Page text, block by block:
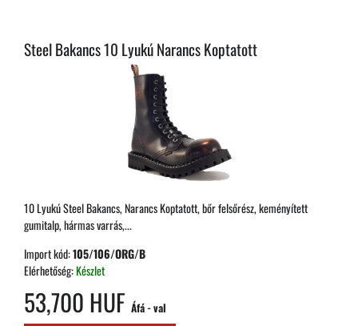
Steel Bakancs 10 Lyukú Narancs Koptatott
10 Lyukú Steel Bakancs, Narancs Koptatott, bőr felsőrész, keményített
gumitalp, hármas varrás,...
Import kód:105/106/ORG/B
Elérhetőség:Készlet
53,700 HUF Áfá - val